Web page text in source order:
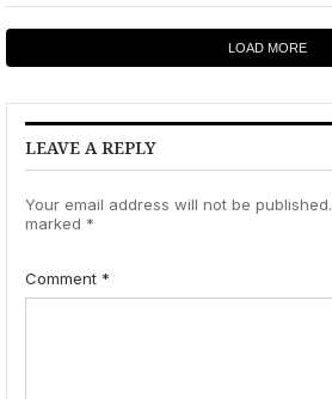
LOAD MORE
LEAVE A REPLY
Your email address will not be published.
marked *
Comment *